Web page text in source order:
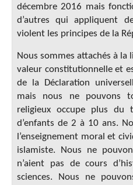
décembre 2016 mais
d’autres qui appliquent
violent les principes de la
Nous sommes attachés à la
valeur constitutionnelle et
de la Déclaration
mais nous ne pouvons
religieux occupe plus du
d’enfants de 2 à 10 ans.
l’enseignement moral et
islamiste. Nous ne
n’aient pas de cours
sciences. Nous ne